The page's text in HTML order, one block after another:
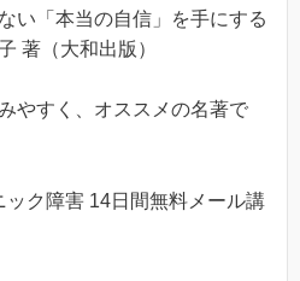
い「本当の自信」を手にする
著（大和出版）
やすく、オススメの名著で
ク障害 14日間無料メール講